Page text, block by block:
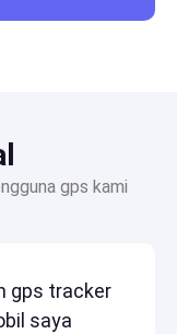
gps kami
gps tracker
saya